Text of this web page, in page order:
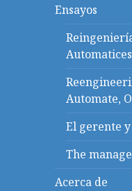
Ensayos
Automate,
El gerente
The
Acerca de